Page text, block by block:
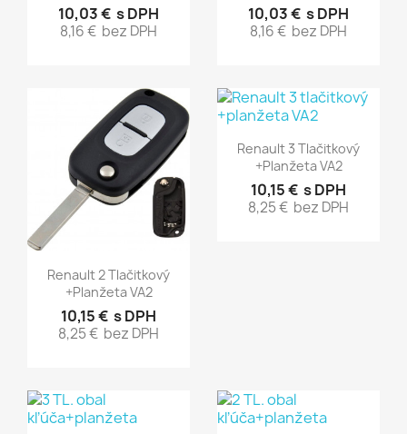
10,03 € s DPH
8,16 € bez DPH
10,03 € s DPH
8,16 € bez DPH
Rýchly náhľad
Renault 2 Tlačitkový
+planžeta VA2
10,15 € s DPH
8,25 € bez DPH
Rýchly náhľad
Renault 3 Tlačitkový
+planžeta VA2
10,15 € s DPH
8,25 € bez DPH